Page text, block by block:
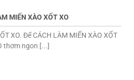
MIẾN XÀO XỐT XO
XO. Để CÁCH LÀM MIẾN XÀO XỐT
thơm ngon [...]